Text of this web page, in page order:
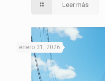
Leer más
enero 31, 2026